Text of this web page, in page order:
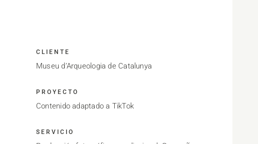
CLIENTE
Museu d’Arqueologia de Catalunya
PROYECTO
Contenido adaptado a TikTok
SERVICIO